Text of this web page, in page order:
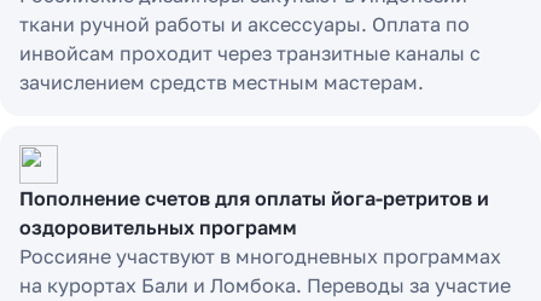
ткани ручной работы и аксессуары. Оплата по
инвойсам проходит через транзитные каналы с
зачислением средств местным мастерам.
Пополнение счетов для оплаты йога-ретритов и
оздоровительных программ
Россияне участвуют в многодневных программах
на курортах Бали и Ломбока. Переводы за участие